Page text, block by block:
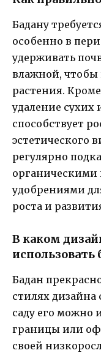
Бадану
особенно в
удерживать
влажной, чтобы
растения.
удаление сухих
способствует
эстетического
регулярно
удобрениями
роста и
В каком
использовать
Бадан
стилях дизайна
саду его можно
границы или
своей